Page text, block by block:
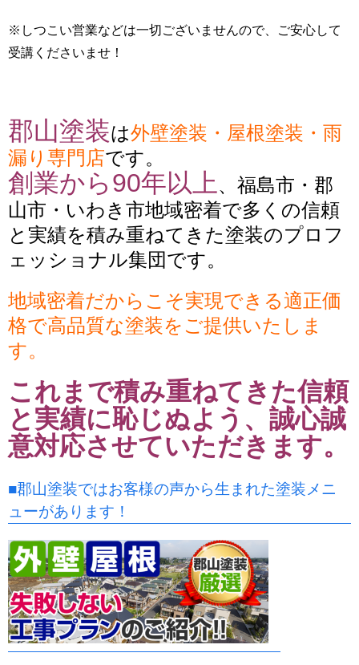
※しつこい営業などは一切ございませんので、ご安心して
受講くださいませ！
郡山塗装は外壁塗装・屋根塗装・雨
漏り専門店です。
創業から90年以上 、福島市・郡
山市・いわき市地域密着で多くの信頼
と実績を積み重ねてきた塗装のプロフ
ェッショナル集団です。
地域密着だからこそ実現できる適正価
格で高品質な塗装をご提供いたしま
す。
これまで積み重ねてきた信頼
と実績に恥じぬよう、誠心誠
意対応させていただきます。
■郡山塗装ではお客様の声から生まれた塗装メニ
ューがあります！